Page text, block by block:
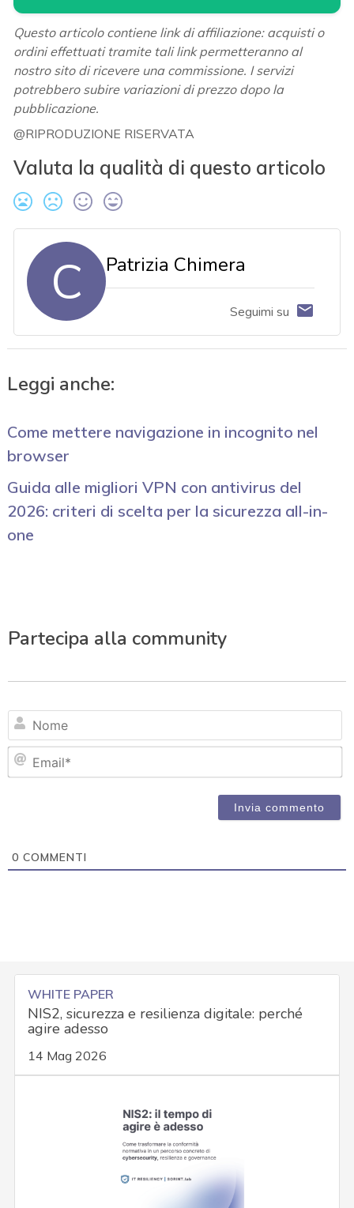
Questo articolo contiene link di affiliazione: acquisti o
ordini effettuati tramite tali link permetteranno al
nostro sito di ricevere una commissione. I servizi
potrebbero subire variazioni di prezzo dopo la
pubblicazione.
@RIPRODUZIONE RISERVATA
Valuta la qualità di questo articolo
C Patrizia Chimera
Seguimi su
Leggi anche:
Come mettere navigazione in incognito nel
browser
Guida alle migliori VPN con antivirus del
2026: criteri di scelta per la sicurezza all-in-
one
Partecipa alla community
0 COMMENTI
WHITE PAPER
NIS2, sicurezza e resilienza digitale: perché
agire adesso
14 Mag 2026